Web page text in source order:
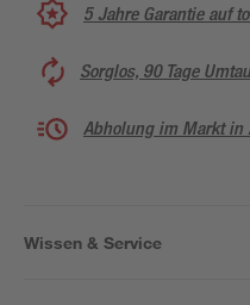
5 Jahre Garantie auf
Sorglos, 90 Tage
Abholung im Markt in
Wissen & Service